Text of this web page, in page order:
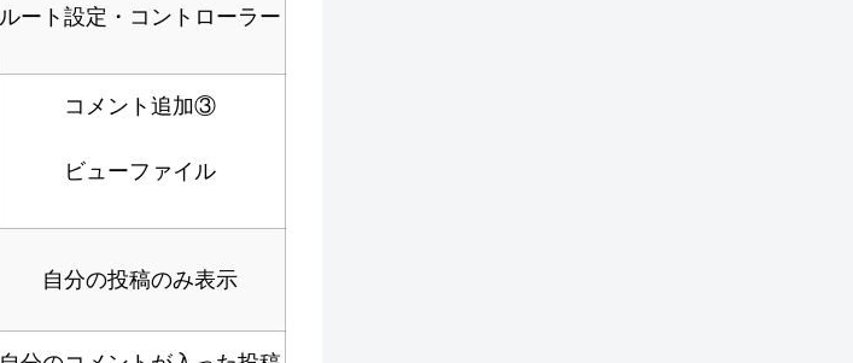
ルート設定・コントローラー
コメント追加③
ビューファイル
自分の投稿のみ表示